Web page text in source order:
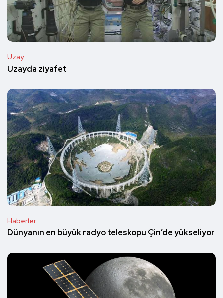
Uzay
Uzayda ziyafet
Haberler
Dünyanın en büyük radyo teleskopu Çin’de yükseliyor